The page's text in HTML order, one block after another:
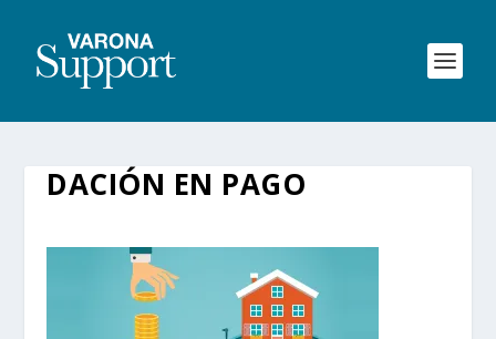
DACIÓN EN PAGO